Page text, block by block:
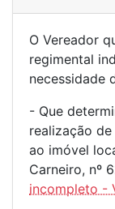
O Vereador
regimental
necessidade
- Que
realização
ao imóvel
Carneiro, nº